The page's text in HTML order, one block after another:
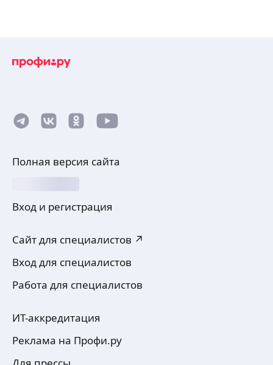
Полная версия сайта
Вход и регистрация
Сайт для специалистов ↗
Вход для специалистов
Работа для специалистов
ИТ-аккредитация
Реклама на Профи.ру